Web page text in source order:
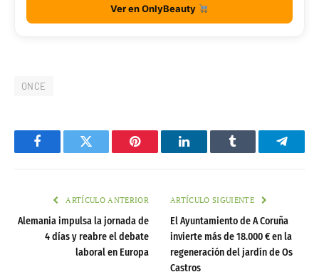
Ver en OnlyBeauty
ONCE
FacebookTwitter Pinterest LinkedInTumblr
ARTÍCULO ANTERIOR
Alemania impulsa la jornada de
4 días y reabre el debate
laboral en Europa
ARTÍCULO SIGUIENTE
El Ayuntamiento de A Coruña
invierte más de 18.000 € en la
regeneración del jardín de Os
Castros